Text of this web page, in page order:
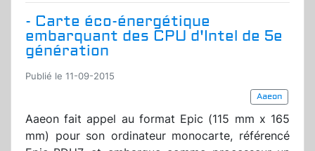
- Carte éco-énergétique
embarquant des CPU d'Intel de 5e
génération
Publié le 11-09-2015
Aaeon
Aaeon fait appel au format Epic (115 mm x 165
mm) pour son ordinateur monocarte, référencé